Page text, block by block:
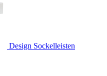
Design Sockelleisten